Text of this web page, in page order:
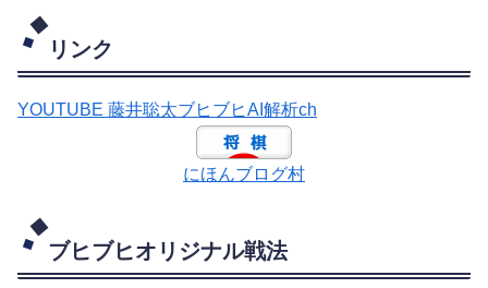
リンク
YOUTUBE 藤井聡太ブヒブヒAI解析ch
にほんブログ村
ブヒブヒオリジナル戦法